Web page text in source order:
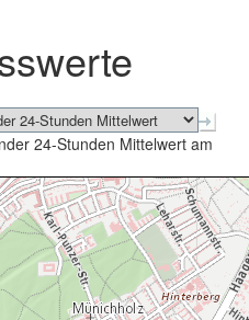
schließen
24-Stunden Mittelwert am